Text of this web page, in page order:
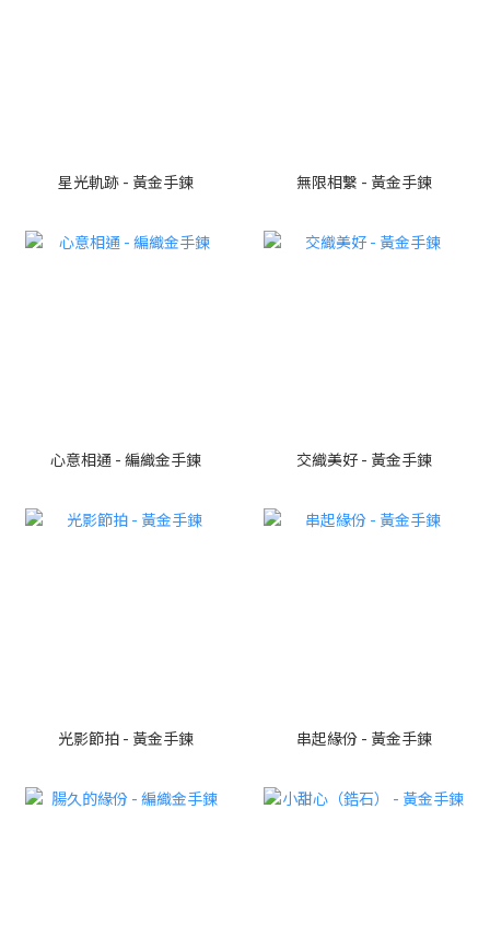
星光軌跡 - 黃金手鍊 無限相繫 - 黃金手鍊
心意相通 - 編織金手鍊 交織美好 - 黃金手鍊
光影節拍 - 黃金手鍊 串起緣份 - 黃金手鍊